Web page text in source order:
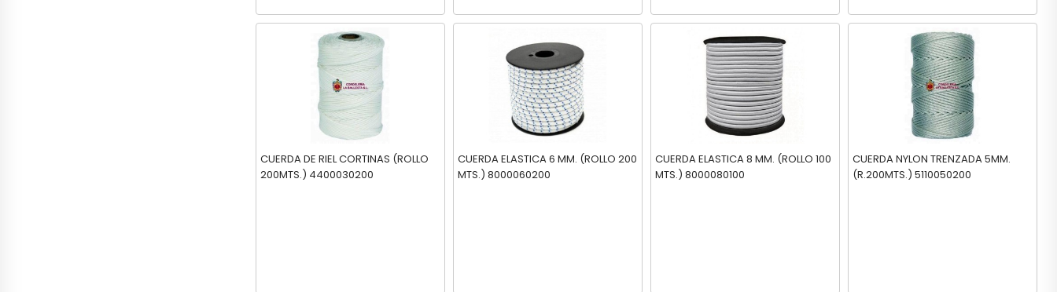
CUERDA DE RIEL CORTINAS (ROLLO
200MTS.) 4400030200
CUERDA ELASTICA 6 MM. (ROLLO 200
MTS.) 8000060200
CUERDA ELASTICA 8 MM. (ROLLO 100
MTS.) 8000080100
CUERDA NYLON TRENZADA 5MM.
(R.200MTS.) 5110050200